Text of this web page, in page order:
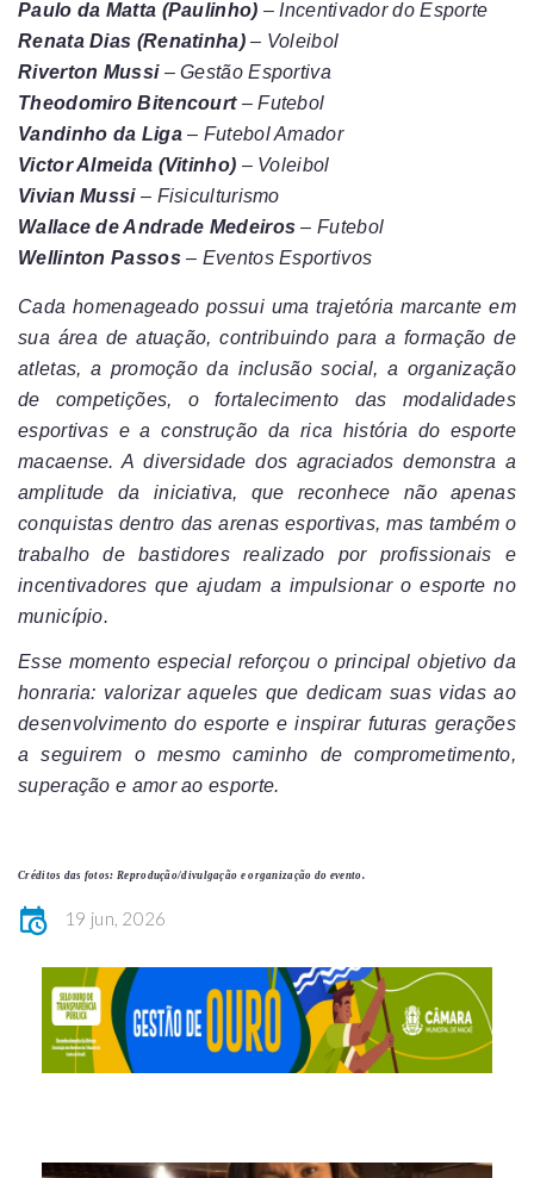
Paulo da Matta (Paulinho) – Incentivador do Esporte
Renata Dias (Renatinha)– Voleibol
Riverton Mussi– Gestão Esportiva
Theodomiro Bitencourt– Futebol
Vandinho da Liga– Futebol Amador
Victor Almeida (Vitinho) – Voleibol
Vivian Mussi– Fisiculturismo
Wallace de Andrade Medeiros – Futebol
Wellinton Passos – Eventos Esportivos
Cada homenageado possui uma trajetória marcante em
sua área de atuação, contribuindo para a formação de
atletas, a promoção da inclusão social, a organização
de competições, o fortalecimento das modalidades
esportivas e a construção da rica história do esporte
macaense. A diversidade dos agraciados demonstra a
amplitude da iniciativa, que reconhece não apenas
conquistas dentro das arenas esportivas, mas também o
trabalho de bastidores realizado por profissionais e
incentivadores que ajudam a impulsionar o esporte no
município.
Esse momento especial reforçou o principal objetivo da
honraria: valorizar aqueles que dedicam suas vidas ao
desenvolvimento do esporte e inspirar futuras gerações
a seguirem o mesmo caminho de comprometimento,
superação e amor ao esporte.
Créditos das fotos: Reprodução/divulgação e organização do evento.
19 jun, 2026